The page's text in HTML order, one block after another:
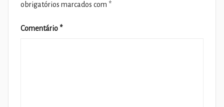
obrigatórios marcados com *
Comentário *